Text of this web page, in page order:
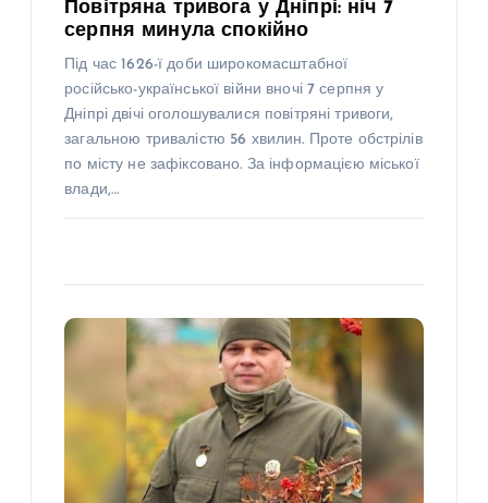
Повітряна тривога у Дніпрі: ніч 7
серпня минула спокійно
Під час 1626-ї доби широкомасштабної
російсько-української війни вночі 7 серпня у
Дніпрі двічі оголошувалися повітряні тривоги,
загальною тривалістю 56 хвилин. Проте обстрілів
по місту не зафіксовано. За інформацією міської
влади,…